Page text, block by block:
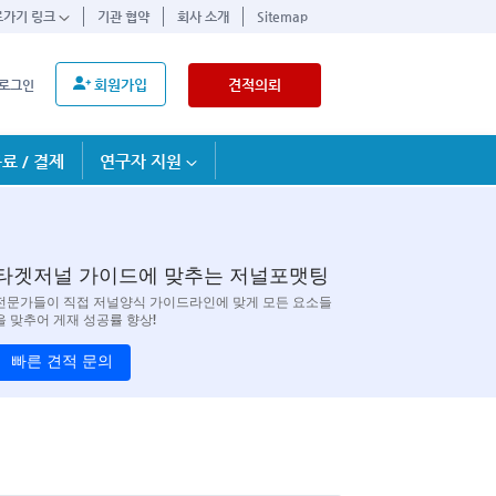
가기 링크 기관 협약 회사 소개 Sitemap
로그인 회원가입 견적의뢰
/ 결제 연구자 지원
겟저널 가이드에 맞추는 저널포맷팅
문가들이 직접 저널양식 가이드라인에 맞게 모든 요소들
맞추어 게재 성공률 향상!
빠른 견적 문의